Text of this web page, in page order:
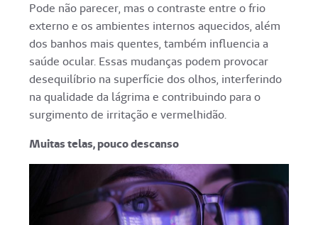
Pode não parecer, mas o contraste entre o frio
externo e os ambientes internos aquecidos, além
dos banhos mais quentes, também influencia a
saúde ocular. Essas mudanças podem provocar
desequilíbrio na superfície dos olhos, interferindo
na qualidade da lágrima e contribuindo para o
surgimento de irritação e vermelhidão.
Muitas telas, pouco descanso